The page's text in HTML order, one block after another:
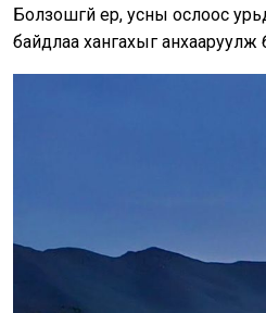
Болзошгүй үер, усны ослоос
байдлаа хангахыг анхааруулж